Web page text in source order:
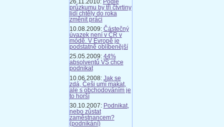
26.11.2010: Podle
průzkumu by tři čtvrtiny
lidí chtěly do roka
změnit práci
10.08.2009: Částečný
úvazek není v ČR v
módě. V Evropě je
podstatně oblíbenější
25.05.2009: 44%
absolventů VŠ chce
podnikat
10.06.2008: Jak se
zdá, Češi umí makat,
ale s obchodováním je
to horší
30.10.2007: Podnikat,
nebo zůstat
zaměstnancem?
(podnikání)